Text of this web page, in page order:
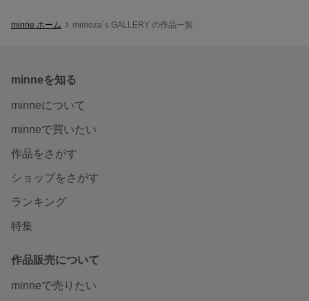
minne ホーム mimoza`s GALLERY の作品一覧
minneを知る
minneについて
minneで買いたい
作品をさがす
ショップをさがす
ランキング
特集
作品販売について
minneで売りたい